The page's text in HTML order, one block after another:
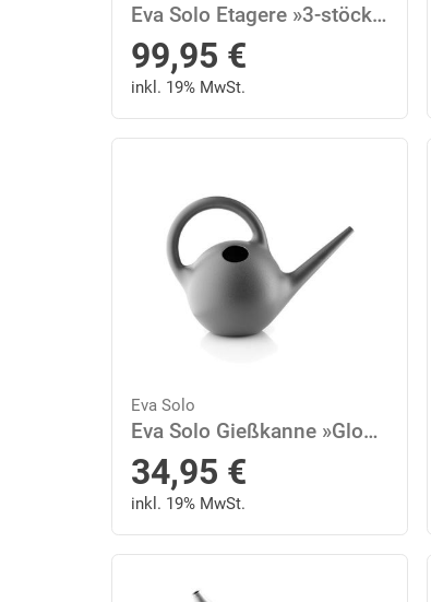
Eva Solo Etagere »3-stöckig Legio Nova H 25 cm«, Porzellan
99,95 €
inkl. 19% MwSt.
Eva Solo
Eva Solo Gießkanne »Globe Dunkelgrau 2.5 L«
34,95 €
inkl. 19% MwSt.